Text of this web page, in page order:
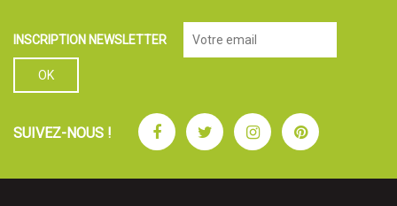
INSCRIPTION NEWSLETTER
SUIVEZ-NOUS ! FacebookTwitterInstagramPinterest